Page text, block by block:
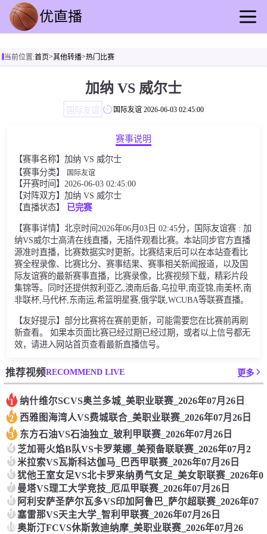
足球直播
其他转播
当前位置:首页>其他转播>热门比赛
加纳 VS 威尔士
国际友谊 国际友谊 2026-06-03 02:45:00
赛事说明
【赛事名称】加纳 VS 威尔士
【赛事分类】
国际友谊
【开赛时间】2026-06-03 02:45:00
【对阵双方】加纳 VS 威尔士
【直播状态】
已完赛
【赛事详情】北京时间2026年06月03日 02:45分，国际友谊赛 : 加
纳VS威尔士高清在线直播，无插件观看比赛。本站同步官方直播
源准时直播，比赛数据实时更新。比赛结束后可以在本站查看比
赛全程录像、比赛比分、赛事结果、赛事相关新闻报道，以及国
际友谊赛的最新赛事直播，比赛录像，比赛视频下载，精彩片段
集锦等。同时还提供叙利亚乙,澳南后备,乌拉甲,南亚锦,南美杯,南
非联杯,马代杯,东南运,希篮明星赛,俄学联,WCUBA等联赛直播。
【友好提示】部分比赛将在赛前更新，可能需要您在比赛前再刷
新查看。 如果本页面比赛已经过期已经过期，或者以上信号都无
效，请进入网站首页查看最新直播信号。
推荐视频RECOMMEND LIVE 更多
1 纳什维尔SCVS奥兰多城_美职业联赛_2026年07月26日
2 西雅图海湾人VS费城联合_美职业联赛_2026年07月26日
3 东方石油VS石油独立_玻利甲联赛_2026年07月26日
4 芝加哥火焰B队VS卡罗莱娜_美预备联联赛_2026年07月2
5 米拉索VS瓦斯科达伽马_巴西甲联赛_2026年07月26日
6 犹他王室女足VS北卡罗来纳勇气女足_美女职联赛_2026年0
7 曼塔VS理工大学竞技_厄瓜甲联赛_2026年07月26日
8 阿利安萨圣萨尔瓦多VS印加阿鲁巴_萨尔超联赛_2026年07
9 塞雷那VS天主大学_智利甲联赛_2026年07月26日
10奥斯汀FCVS休斯敦迪纳摩_美职业联赛_2026年07月26